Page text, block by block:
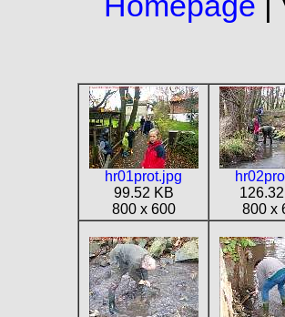
hr01prot.jpg
99.52 KB
800 x 600
800 x